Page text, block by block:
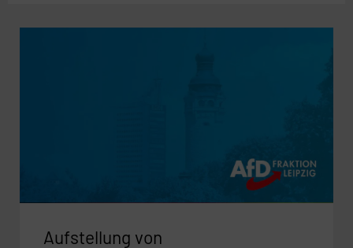
Aufstellung von